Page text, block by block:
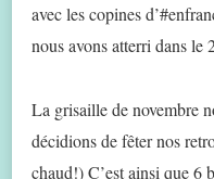
avec les copines
nous avons atterri dans
La grisaille de novembre
décidions de fêter nos
chaud!) C’est ainsi que 6